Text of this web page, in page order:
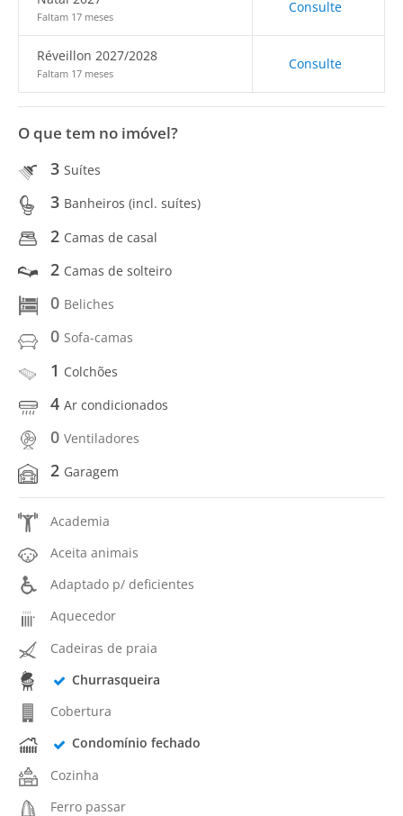
Faltam 17 meses
Consulte
Réveillon 2027/2028
Faltam 17 meses
Consulte
O que tem no imóvel?
3 Suítes
3 Banheiros (incl. suítes)
2 Camas de casal
2 Camas de solteiro
0 Beliches
0 Sofa-camas
1 Colchões
4 Ar condicionados
0 Ventiladores
2 Garagem
Academia
Aceita animais
Adaptado p/ deficientes
Aquecedor
Cadeiras de praia
Churrasqueira
Cobertura
Condomínio fechado
Cozinha
Ferro passar